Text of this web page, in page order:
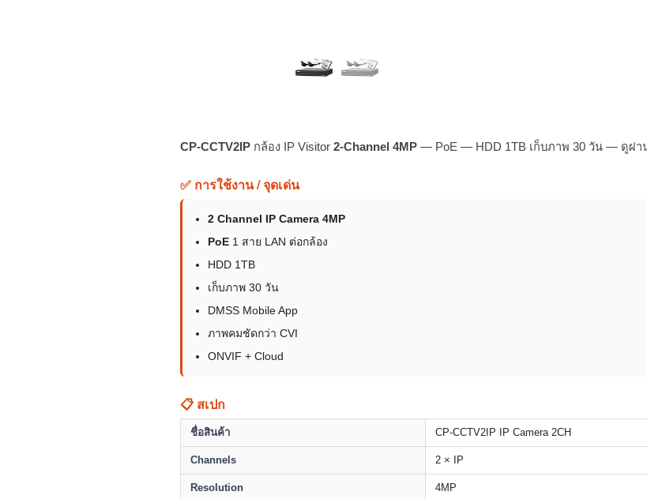
CP-CCTV2IP กล้อง IP Visitor 2-Channel 4MP — PoE — HDD 1TB เก็บภาพ 30 วัน — ดูผ่า
✅ การใช้งาน / จุดเด่น
2 Channel IP Camera 4MP
PoE 1 สาย LAN ต่อกล้อง
HDD 1TB
เก็บภาพ 30 วัน
DMSS Mobile App
ภาพคมชัดกว่า CVI
ONVIF + Cloud
📋 สเปก
ชื่อสินค้า CP-CCTV2IP IP Camera 2CH
Channels 2 × IP
Resolution 4MP